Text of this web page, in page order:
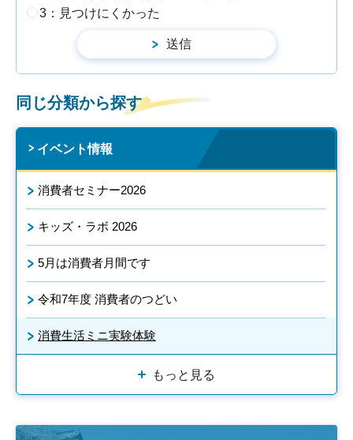
3：見つけにくかった
同じ分類から探す
イベント情報
消費者セミナー2026
キッズ・ラボ 2026
5月は消費者月間です
令和7年度 消費者のつどい
消費生活ミニ実験体験
もっと見る